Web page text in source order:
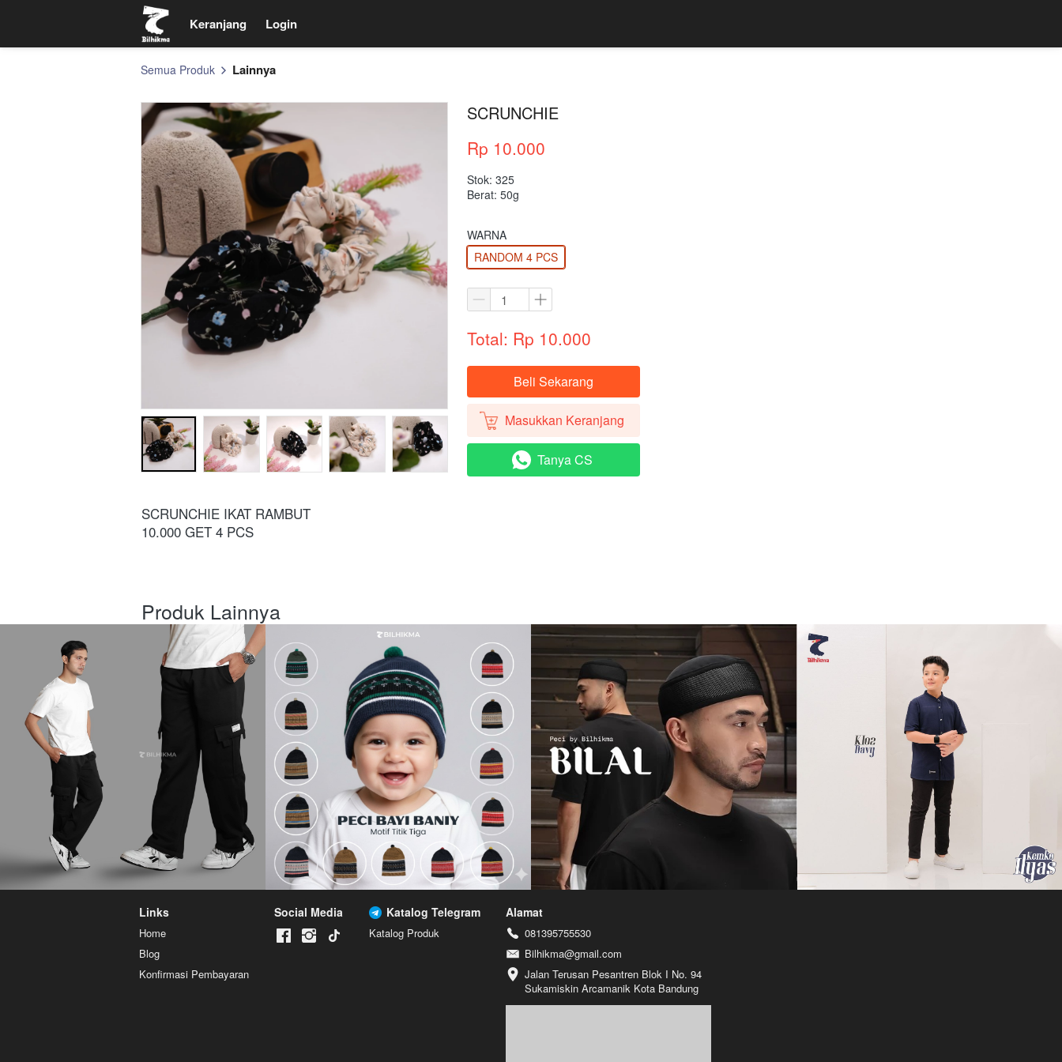
Keranjang Login
Keranjang Login
Semua Produk Lainnya
SCRUNCHIE
Rp 10.000
Stok: 325
Berat: 50g
WARNA
RANDOM 4 PCS
Total: Rp 10.000
`Beli Sekarang
` Masukkan Keranjang
` Tanya CS
SCRUNCHIE IKAT RAMBUT
10.000 GET 4 PCS
Produk Lainnya
Links
Home
Blog
Konfirmasi Pembayaran
Social Media Katalog Telegram
Katalog Produk
Alamat
081395755530
Bilhikma@gmail.com
Jalan Terusan Pesantren Blok I No. 94
Sukamiskin Arcamanik Kota Bandung